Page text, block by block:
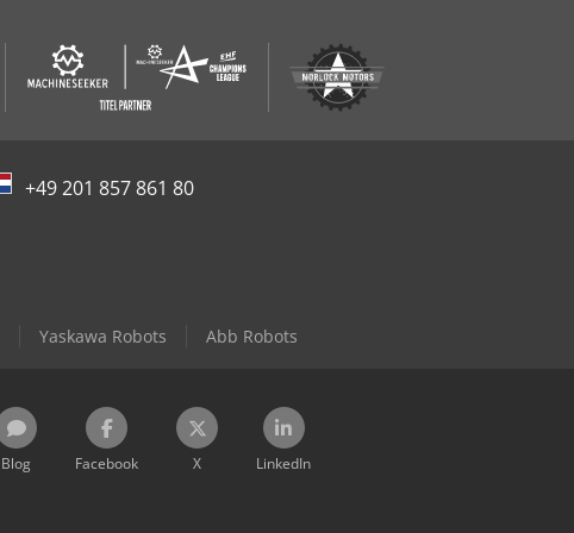
+49 201 857 861 80
Yaskawa Robots Abb Robots
Blog Facebook X LinkedIn